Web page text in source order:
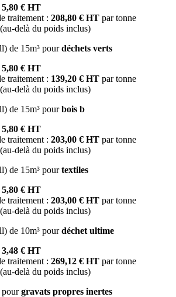
5,80 € HT
traitement : 208,80 € HT par tonne
delà du poids inclus)
de 15m³ pourdéchets verts
5,80 € HT
traitement : 139,20 € HT par tonne
delà du poids inclus)
de 15m³ pourbois b
5,80 € HT
traitement : 203,00 € HT par tonne
delà du poids inclus)
de 15m³ pourtextiles
5,80 € HT
traitement : 203,00 € HT par tonne
delà du poids inclus)
de 10m³ pourdéchet ultime
3,48 € HT
traitement : 269,12 € HT par tonne
delà du poids inclus)
pourgravats propres inertes